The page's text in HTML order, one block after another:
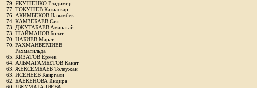
79. ЯКУШЕНКО Владимир
77. ТОКУШЕВ Калиаскар
76. АКИМБЕКОВ Назымбек
74. КАМЗЕБАЕВ Саят
73. ДЖУТАБАЕВ Аманатай
73. ШАЙМАНОВ Болат
70. НАБИЕВ Марат
70. РАХМАНБЕРДИЕВ
Рахматильда
65. КИЗАТОВ Ермек
64. АЛЬМАГАМБЕТОВ Канат
63. ЖЕКСЕМБАЕВ Толеужан
63. ИСЕНЕЕВ Каиргали
62. БАЕКЕНОВА Индира
60. ДЖУМАГАЛИЕВА